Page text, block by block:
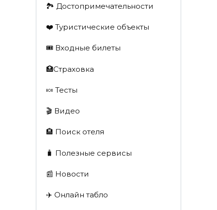
🏞️ Достопримечательности
❤️ Туристические объекты
🎟️ Входные билеты
🏥Страховка
🍬 Тесты
🎬 Видео
🏨 Поиск отеля
🧳 Полезные сервисы
📰 Новости
✈️ Онлайн табло